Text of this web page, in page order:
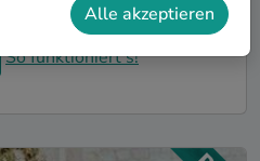
So funktioniert's!
Alle akzeptieren